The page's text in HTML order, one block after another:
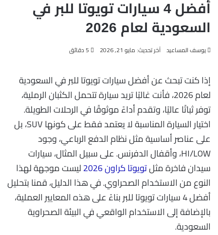
أفضل 4 سيارات تويوتا للبر في
السعودية لعام 2026
يوسف المساعيد آخر تحديث: مايو 21, 2026
إذا كنت تبحث عن أفضل سيارات تويوتا للبر في السعودية
لعام 2026، فأنت غالبًا تريد سيارة تتحمل الكثبان الرملية،
توفر ثباتًا عاليًا، وتقدم أداءً موثوقًا في الرحلات الطويلة.
اختيار السيارة المناسبة لا يعتمد فقط على كونها SUV، بل
على عناصر أساسية مثل نظام الدفع الرباعي، وجود
HI/LOW، وأقفال الدفرنس. على سبيل المثال، سيارات
سيدان فاخرة مثلتويوتا كراون 2026
ليست موجهة لهذا
النوع من الاستخدام الصحراوي. في هذا الدليل، قمنا بتحليل
أفضل 4 سيارات تويوتا للبر بناءً على هذه المعايير العملية،
بالإضافة إلى الاستخدام الواقعي في البيئة الصحراوية
السعودية.